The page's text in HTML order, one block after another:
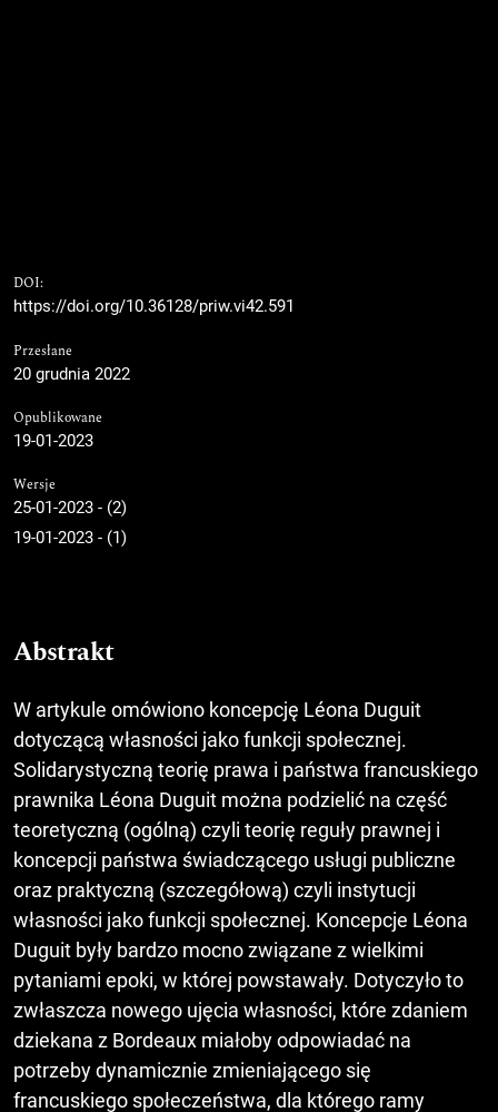
DOI:
https://doi.org/10.36128/priw.vi42.591
Przesłane
20 grudnia 2022
Opublikowane
19-01-2023
Wersje
25-01-2023 - (2)
19-01-2023 - (1)
Abstrakt
W artykule omówiono koncepcję Léona Duguit
dotyczącą własności jako funkcji społecznej.
Solidarystyczną teorię prawa i państwa francuskiego
prawnika Léona Duguit można podzielić na część
teoretyczną (ogólną) czyli teorię reguły prawnej i
koncepcji państwa świadczącego usługi publiczne
oraz praktyczną (szczegółową) czyli instytucji
własności jako funkcji społecznej. Koncepcje Léona
Duguit były bardzo mocno związane z wielkimi
pytaniami epoki, w której powstawały. Dotyczyło to
zwłaszcza nowego ujęcia własności, które zdaniem
dziekana z Bordeaux miałoby odpowiadać na
potrzeby dynamicznie zmieniającego się
francuskiego społeczeństwa, dla którego ramy